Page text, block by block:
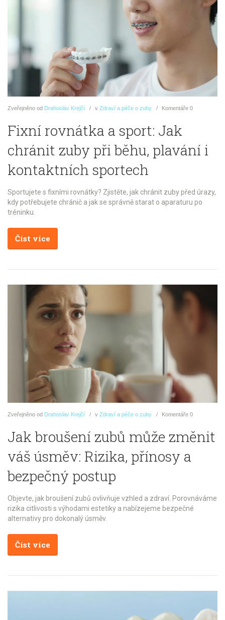
Zveřejněno od Drahoslav Krejčí v Zdraví a péče o zuby Komentáře 0
Fixní rovnátka a sport: Jak
chránit zuby při běhu, plavání i
kontaktních sportech
Sportujete s fixními rovnátky? Zjistěte, jak chránit zuby před úrazy,
kdy potřebujete chránič a jak se správně starat o aparaturu po
tréninku.
Číst více
Zveřejněno od Drahoslav Krejčí v Zdraví a péče o zuby Komentáře 0
Jak broušení zubů může změnit
váš úsměv: Rizika, přínosy a
bezpečný postup
Objevte, jak broušení zubů ovlivňuje vzhled a zdraví. Porovnáváme
rizika citlivosti s výhodami estetiky a nabízejeme bezpečné
alternativy pro dokonalý úsměv.
Číst více